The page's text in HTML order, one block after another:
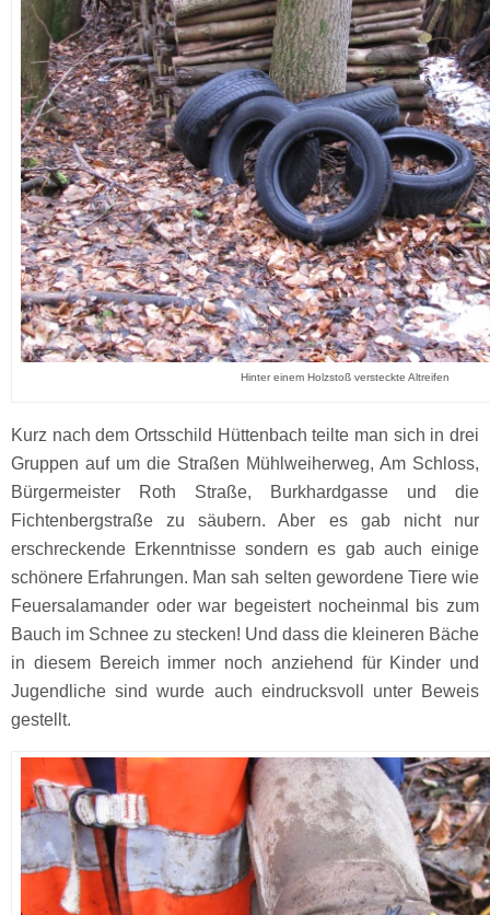
Hinter einem Holzstoß versteckte Altreifen
Kurz nach dem Ortsschild Hüttenbach teilte man sich in drei
Gruppen auf um die Straßen Mühlweiherweg, Am Schloss,
Bürgermeister Roth Straße, Burkhardgasse und die
Fichtenbergstraße zu säubern. Aber es gab nicht nur
erschreckende Erkenntnisse sondern es gab auch einige
schönere Erfahrungen. Man sah selten gewordene Tiere wie
Feuersalamander oder war begeistert nocheinmal bis zum
Bauch im Schnee zu stecken! Und dass die kleineren Bäche
in diesem Bereich immer noch anziehend für Kinder und
Jugendliche sind wurde auch eindrucksvoll unter Beweis
gestellt.